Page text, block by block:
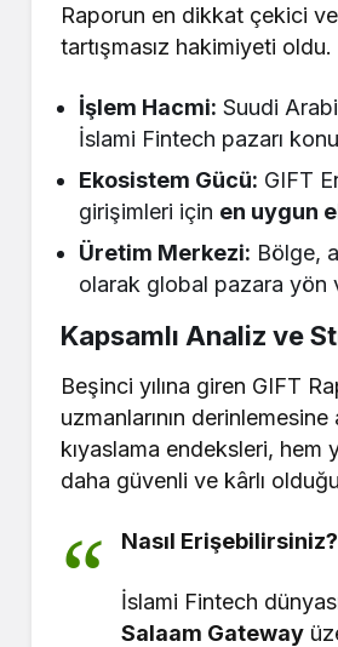
​Raporun en dikkat çekici
tartışmasız hakimiyeti oldu.
İşlem Hacmi: Suudi
İslami Fintech pazarı
Ekosistem Gücü: GIFT
girişimleri için en uygun
Üretim Merkezi: Bölge,
olarak global pazara yön
​Kapsamlı Analiz ve
​Beşinci yılına giren GIFT
uzmanlarının
kıyaslama endeksleri, hem
daha güvenli ve kârlı
Nasıl Erişebilirsiniz?
İslami Fintech
Salaam Gateway